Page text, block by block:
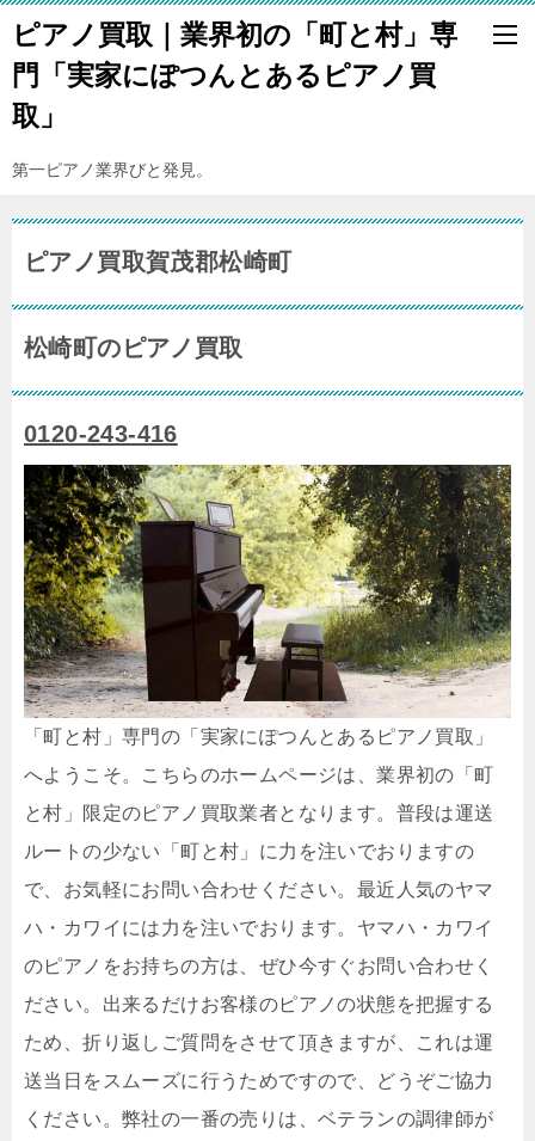
ピアノ買取｜業界初の「町と村」専
門「実家にぽつんとあるピアノ買
取」
第一ピアノ業界びと発見。
ピアノ買取賀茂郡松崎町
松崎町のピアノ買取
0120-243-416
「町と村」専門の「実家にぽつんとあるピアノ買取」
へようこそ。こちらのホームページは、業界初の「町
と村」限定のピアノ買取業者となります。普段は運送
ルートの少ない「町と村」に力を注いでおりますの
で、お気軽にお問い合わせください。最近人気のヤマ
ハ・カワイには力を注いでおります。ヤマハ・カワイ
のピアノをお持ちの方は、ぜひ今すぐお問い合わせく
ださい。出来るだけお客様のピアノの状態を把握する
ため、折り返しご質問をさせて頂きますが、これは運
送当日をスムーズに行うためですので、どうぞご協力
ください。弊社の一番の売りは、ベテランの調律師が